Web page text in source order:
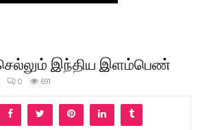
இந்திய இளம்பெண்
0 691